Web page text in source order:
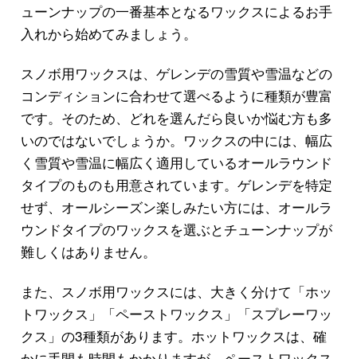
ューンナップの一番基本となるワックスによるお手
入れから始めてみましょう。
スノボ用ワックスは、ゲレンデの雪質や雪温などの
コンディションに合わせて選べるように種類が豊富
です。そのため、どれを選んだら良いか悩む方も多
いのではないでしょうか。ワックスの中には、幅広
く雪質や雪温に幅広く適用しているオールラウンド
タイプのものも用意されています。ゲレンデを特定
せず、オールシーズン楽しみたい方には、オールラ
ウンドタイプのワックスを選ぶとチューンナップが
難しくはありません。
また、スノボ用ワックスには、大きく分けて「ホッ
トワックス」「ペーストワックス」「スプレーワッ
クス」の3種類があります。ホットワックスは、確